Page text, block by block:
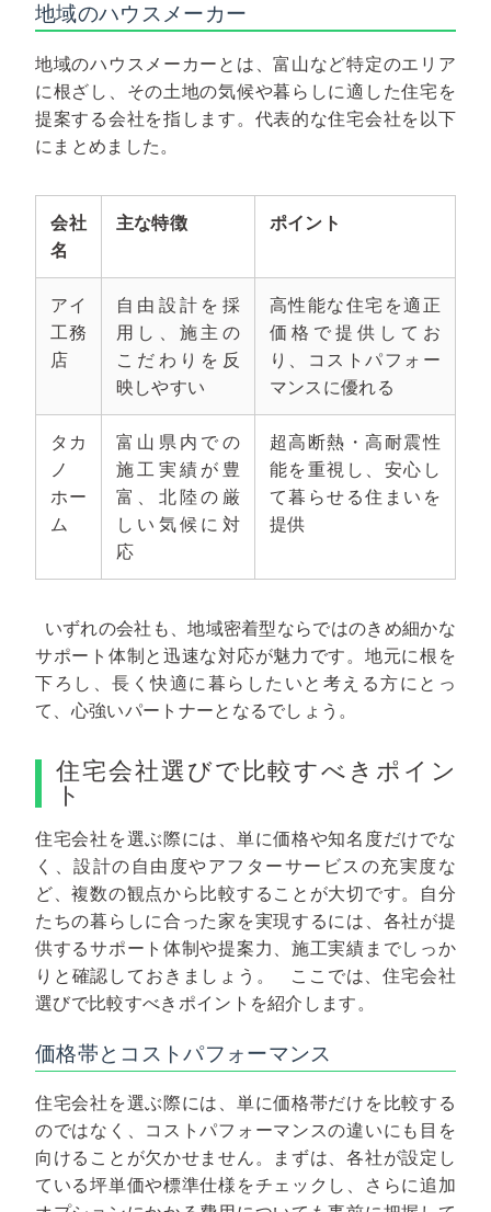
地域のハウスメーカー
地域のハウスメーカーとは、富山など特定のエリア
に根ざし、その土地の気候や暮らしに適した住宅を
提案する会社を指します。代表的な住宅会社を以下
にまとめました。
会社
名
主な特徴 ポイント
アイ
工務
店
自由設計を採
用し、施主の
こだわりを反
映しやすい
高性能な住宅を適正
価格で提供してお
り、コストパフォー
マンスに優れる
タカ
ノ
ホー
ム
富山県内での
施工実績が豊
富、北陸の厳
しい気候に対
応
超高断熱・高耐震性
能を重視し、安心し
て暮らせる住まいを
提供
いずれの会社も、地域密着型ならではのきめ細かな
サポート体制と迅速な対応が魅力です。地元に根を
下ろし、長く快適に暮らしたいと考える方にとっ
て、心強いパートナーとなるでしょう。
住宅会社選びで比較すべきポイン
ト
住宅会社を選ぶ際には、単に価格や知名度だけでな
く、設計の自由度やアフターサービスの充実度な
ど、複数の観点から比較することが大切です。自分
たちの暮らしに合った家を実現するには、各社が提
供するサポート体制や提案力、施工実績までしっか
りと確認しておきましょう。
ここでは、住宅会社
選びで比較すべきポイントを紹介します。
価格帯とコストパフォーマンス
住宅会社を選ぶ際には、単に価格帯だけを比較する
のではなく、コストパフォーマンスの違いにも目を
向けることが欠かせません。まずは、各社が設定し
ている坪単価や標準仕様をチェックし、さらに追加